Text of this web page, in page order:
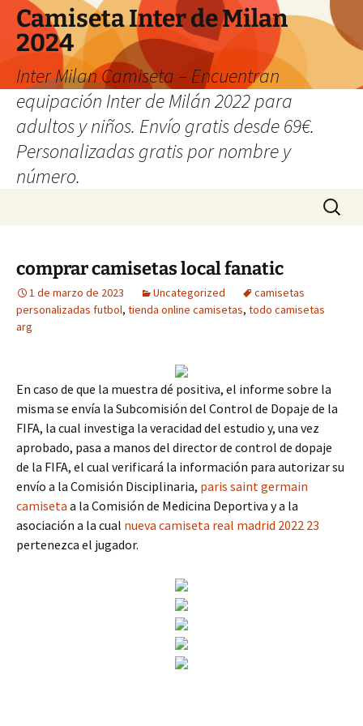
Camiseta Inter de Milan
2024
Inter Milan Camiseta – Encuentran
equipación Inter de Milán 2022 para
adultos y niños. Envío gratis desde 69€.
Personalizadas gratis por nombre y
número.
Buscar:
comprar camisetas local fanatic
1 de marzo de 2023 Uncategorized
camisetas
personalizadas futbol, tienda online camisetas, todo camisetas
arg
En caso de que la muestra dé positiva, el informe sobre la
misma se envía la Subcomisión del Control de Dopaje de la
FIFA, la cual investiga la veracidad del estudio y, una vez
aprobado, pasa a manos del director de control de dopaje
de la FIFA, el cual verificará la información para autorizar su
envío a la Comisión Disciplinaria, paris saint germain
camiseta a la Comisión de Medicina Deportiva y a la
asociación a la cual nueva camiseta real madrid 2022 23
pertenezca el jugador.